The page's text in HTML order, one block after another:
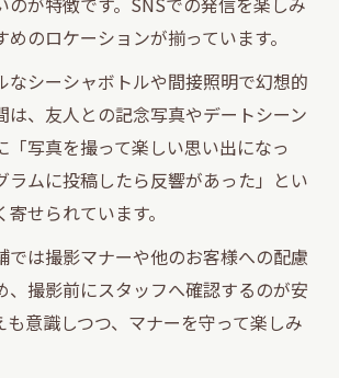
のロケーションが揃っています。
なシーシャボトルや間接照明で幻想的
は、友人との記念写真やデートシーン
「写真を撮って楽しい思い出になっ
ラムに投稿したら反響があった」とい
せられています。
では撮影マナーや他のお客様への配慮
、撮影前にスタッフへ確認するのが安
も意識しつつ、マナーを守って楽しみ